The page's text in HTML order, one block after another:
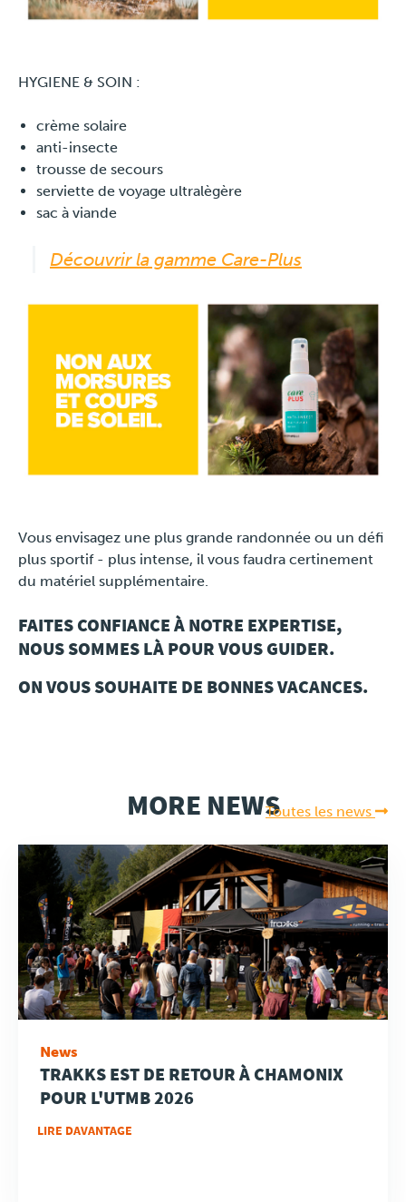
HYGIENE & SOIN :
crème solaire
anti-insecte
trousse de secours
serviette de voyage ultralègère
sac à viande
Découvrir la gamme Care-Plus
Vous envisagez une plus grande randonnée ou un défi
plus sportif - plus intense, il vous faudra certinement
du matériel supplémentaire.
FAITES CONFIANCE À NOTRE EXPERTISE,
NOUS SOMMES LÀ POUR VOUS GUIDER.
ON VOUS SOUHAITE DE BONNES VACANCES.
MORE NEWSToutes les news
News
TRAKKS EST DE RETOUR À CHAMONIX
POUR L'UTMB 2026
LIRE DAVANTAGE